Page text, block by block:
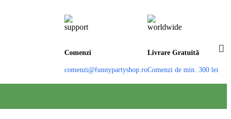
Comenzi
comenzi@funnypartyshop.ro
Livrare Gratuită
Comenzi de min. 300 lei